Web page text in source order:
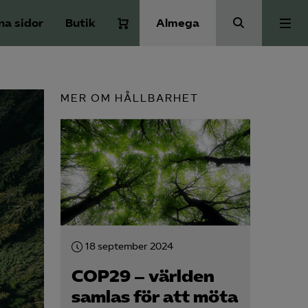
sidor Butik Almega
Kontakt
Kollektivavtal och försäkringar
Aktuellt
MER OM HÅLLBARHET
18 september 2024
COP29 – världen
samlas för att möta